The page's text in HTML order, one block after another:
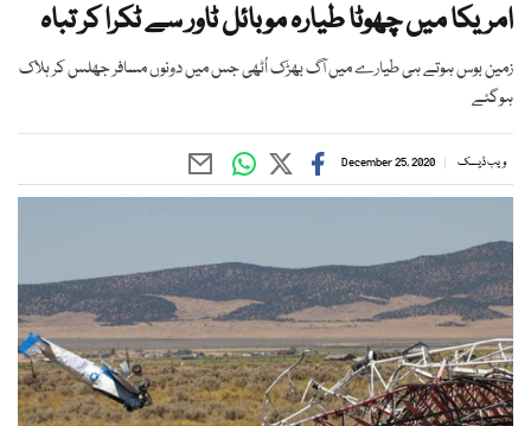
امریکا میں چھوٹا طیارہ موبائل ٹاور سے ٹکرا کر تباہ
زمین بوس ہوتے ہی طیارے میں آگ بھڑک اُٹھی جس میں دونوں مسافر جھلس کر ہلاک
ہوگئے
ویب ڈیسک December 25, 2020